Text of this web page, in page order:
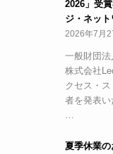
2026」受
ジ・ネット
2026年7月
一般財団
株式会社
クセス・
者を発表
夏季休業